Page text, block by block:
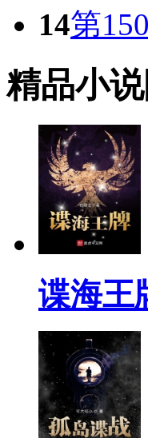
14第
精品小
谍海王